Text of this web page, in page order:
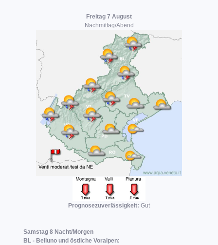
Freitag 7 August
Nachmittag/Abend
Prognosezuverlässigkeit: Gut
Samstag 8 Nacht/Morgen
BL - Belluno und östliche Voralpen: